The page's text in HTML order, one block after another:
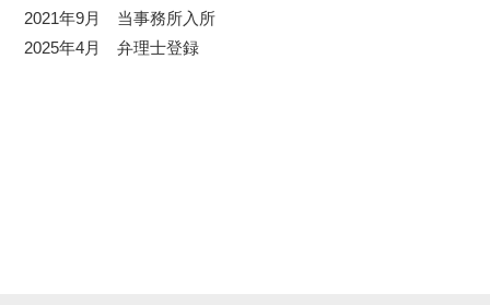
2021年9月 当事務所入所
2025年4月 弁理士登録